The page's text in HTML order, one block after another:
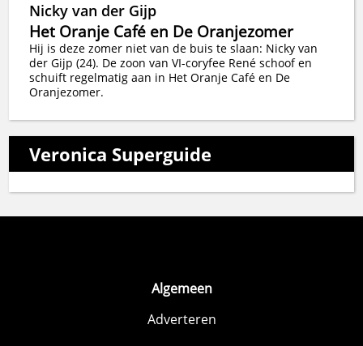
Nicky van der Gijp
Het Oranje Café en De Oranjezomer
Hij is deze zomer niet van de buis te slaan: Nicky van
der Gijp (24). De zoon van VI-coryfee René schoof en
schuift regelmatig aan in Het Oranje Café en De
Oranjezomer.
Veronica Superguide
Algemeen
Adverteren